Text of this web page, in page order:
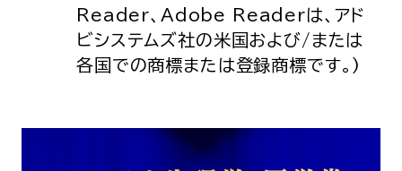
Reader、Adobe Readerは、アド
ビシステムズ社の米国および/または
各国での商標または登録商標です。)